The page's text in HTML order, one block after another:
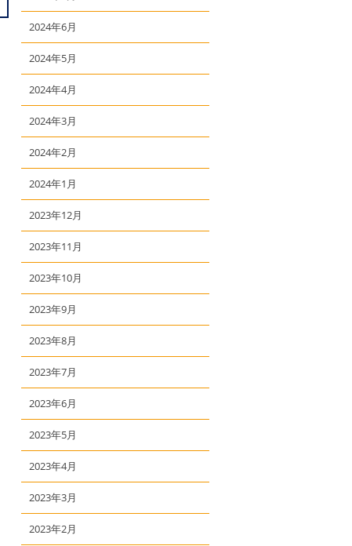
2024年6月
2024年5月
2024年4月
2024年3月
2024年2月
2024年1月
2023年12月
2023年11月
2023年10月
2023年9月
2023年8月
2023年7月
2023年6月
2023年5月
2023年4月
2023年3月
2023年2月